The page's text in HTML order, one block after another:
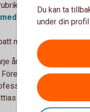
"
–
nr 2, 2024.
år av Swedbank för
tidskrift
John Hassler,
Persson, som också
Du kan ta
under din